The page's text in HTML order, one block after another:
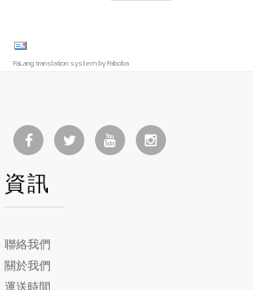
FaLang translation system by Faboba
資訊
聯絡我們
關於我們
運送時間